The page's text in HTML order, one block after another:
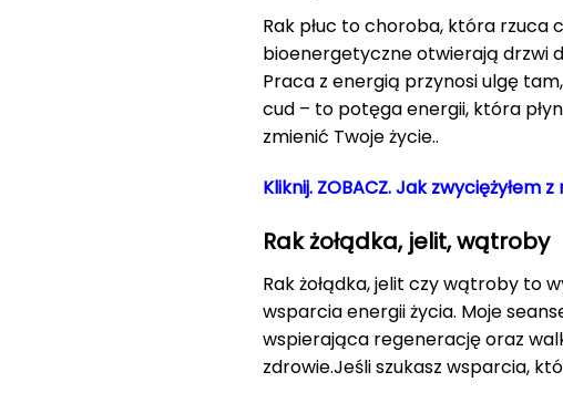
Rak płuc to choroba, która rzuca
bioenergetyczne otwierają drzwi
Praca z energią przynosi ulgę
cud – to potęga energii, która
zmienić Twoje życie..
Kliknij. ZOBACZ. Jak
Rak żołądka, jelit, wątroby
Rak żołądka, jelit czy wątroby to
wsparcia energii życia. Moje
wspierająca regenerację oraz
zdrowie.Jeśli szukasz wsparcia,